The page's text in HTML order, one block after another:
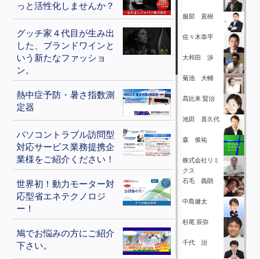
っと活性化しませんか？
グッチ家４代目が生み出
した、ブランドワインと
いう新たなファッショ
ン。
熱中症予防・暑さ指数測
定器
パソコントラブル訪問型
対応サービス業務提携企
業様をご紹介ください！
世界初！動力モーター対
応型省エネテクノロジ
ー！
鳩でお悩みの方にご紹介
下さい。
服部 直樹
佐々木恭平
大和田 渉
菊池 大輔
髙比耒 賢治
池田 喜久代
森 俊祐
株式会社リミ
クス
石毛 義朗
中島健太
杉尾 辰弥
千代 治